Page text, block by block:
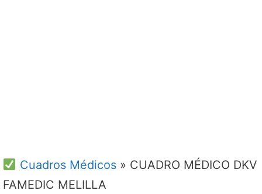
Cuadros Médicos» CUADRO MÉDICO DKV
FAMEDIC MELILLA